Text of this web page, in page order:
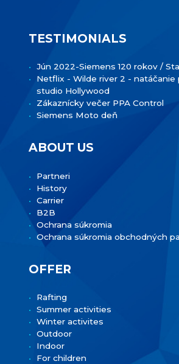
TESTIMONIALS
Jún 2022-Siemens 120 rokov /
Netflix - Wilde river 2 - natáčanie
studio Hollywood
Zákaznícky večer PPA Control
Siemens Moto deň
ABOUT US
Partneri
History
Carrier
B2B
Ochrana súkromia
Ochrana súkromia obchodných
OFFER
Rafting
Summer activities
Winter activites
Outdoor
Indoor
For children